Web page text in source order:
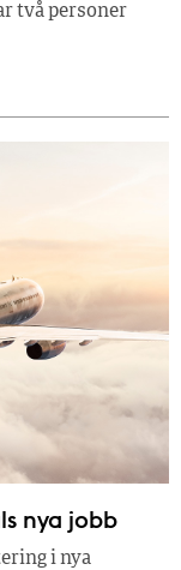
två personer
nya jobb
i nya